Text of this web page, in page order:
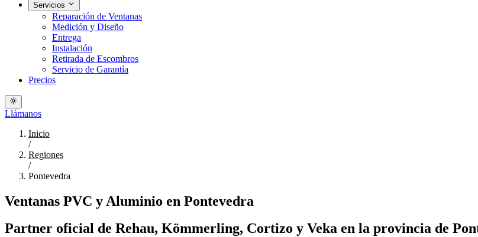
Servicios
Reparación de Ventanas
Medición y Diseño
Entrega
Instalación
Retirada de Escombros
Servicio de Garantía
Precios
Llámanos
Inicio
/
Regiones
/
Pontevedra
Ventanas PVC y Aluminio en Pontevedra
Partner oficial de Rehau, Kömmerling, Cortizo y Veka en la provincia de